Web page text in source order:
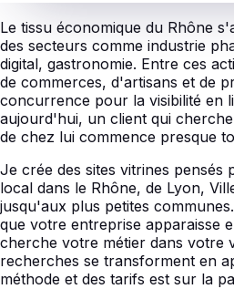
Le tissu économique du Rhône
des secteurs comme industrie
digital, gastronomie. Entre ces
de commerces, d'artisans et de
concurrence pour la visibilité en
aujourd'hui, un client qui
de chez lui commence presque
Je crée des sites vitrines pensés
local dans le Rhône, de Lyon,
jusqu'aux plus petites
que votre entreprise apparaisse
cherche votre métier dans votre
recherches se transforment en
méthode et des tarifs est sur la